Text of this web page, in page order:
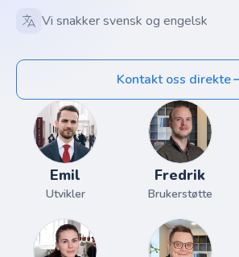
Vi snakker svensk og engelsk
Kontakt oss direkte
Emil
Utvikler
Fredrik
Brukerstøtte